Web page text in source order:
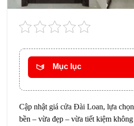
Mục lục
Cập nhật giá cửa Đài Loan, lựa
bền – vừa đẹp – vừa tiết kiệm